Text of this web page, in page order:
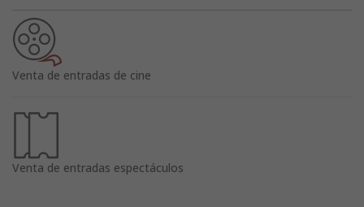
Venta de entradas de cine
Venta de entradas espectáculos